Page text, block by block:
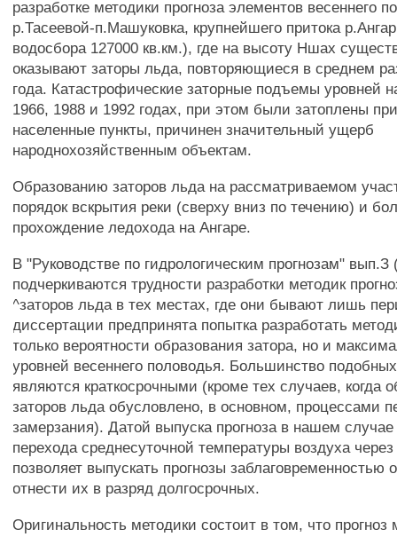
разработке методики прогноза элементов весеннего
р.Тасеевой-п.Машуковка, крупнейшего притока
водосбора 127000 кв.км.), где на высоту Ншах
оказывают заторы льда, повторяющиеся в среднем
года. Катастрофические заторные подъемы уровней
1966, 1988 и 1992 годах, при этом были затоплены
населенные пункты, причинен значительный ущерб
народнохозяйственным объектам.
Образованию заторов льда на рассматриваемом
порядок вскрытия реки (сверху вниз по течению) и
прохождение ледохода на Ангаре.
В "Руководстве по гидрологическим прогнозам" вып.З
подчеркиваются трудности разработки методик
^заторов льда в тех местах, где они бывают лишь
диссертации предпринята попытка разработать
только вероятности образования затора, но и
уровней весеннего половодья. Большинство
являются краткосрочными (кроме тех случаев, когда
заторов льда обусловлено, в основном, процессами
замерзания). Датой выпуска прогноза в нашем случае
перехода среднесуточной температуры воздуха
позволяет выпускать прогнозы заблаговременностью
отнести их в разряд долгосрочных.
Оригинальность методики состоит в том, что